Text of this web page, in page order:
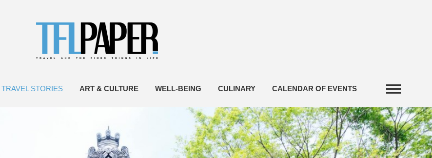
TRAVEL STORIES ART & CULTURE WELL-BEING CULINARY CALENDAR OF EVENTS